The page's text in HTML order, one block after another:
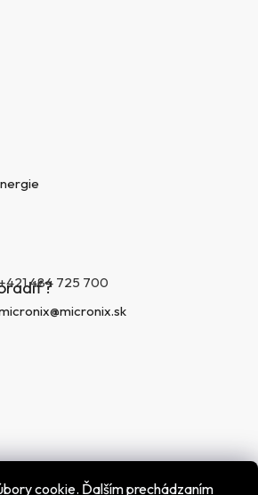
cookie. Ďalším prechádzaním
484 725 700